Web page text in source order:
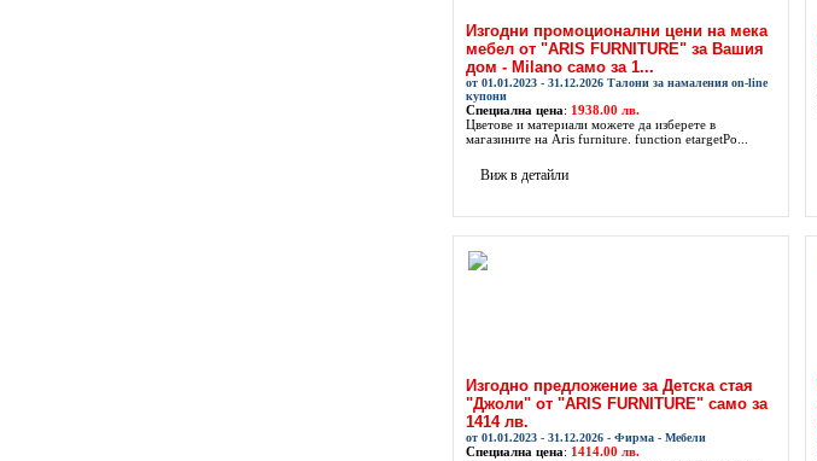
Изгодни промоционални цени на мека
мебел от "ARIS FURNITURE" за Вашия
дом - Milano само за 1...
от 01.01.2023 - 31.12.2026 Талони за намаления on-line
купони
Специална цена: 1938.00 лв.
Цветове и материали можете да изберете в
магазините на Aris furniture. function etargetPo...
Виж в детайли
Изгодно предложение за Детска стая
"Джоли" от "ARIS FURNITURE" само за
1414 лв.
от 01.01.2023 - 31.12.2026 - Фирма - Мебели
Специална цена: 1414.00 лв.